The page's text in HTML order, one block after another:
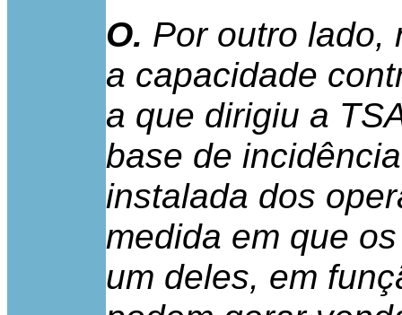
O. Por outro lado,
a capacidade
a que dirigiu a
base de
instalada dos
medida em que
um deles, em